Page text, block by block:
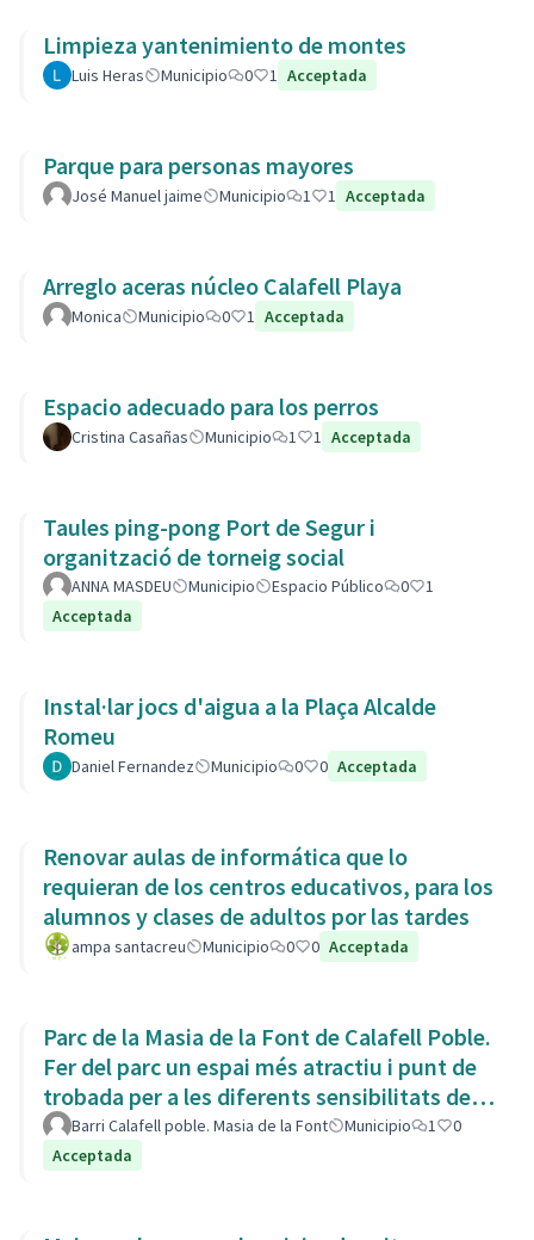
Limpieza yantenimiento de montes
Luis Heras Municipio 0 1 Acceptada
Parque para personas mayores
José Manuel jaime Municipio 1 1 Acceptada
Arreglo aceras núcleo Calafell Playa
Monica Municipio 0 1 Acceptada
Espacio adecuado para los perros
Cristina Casañas Municipio 1 1 Acceptada
Taules ping-pong Port de Segur i
organització de torneig social
ANNA MASDEU Municipio Espacio Público 0
1
Acceptada
Instal·lar jocs d'aigua a la Plaça Alcalde
Romeu
Daniel Fernandez Municipio 0 0 Acceptada
Renovar aulas de informática que lo
requieran de los centros educativos, para los
alumnos y clases de adultos por las tardes
ampa santacreu Municipio 0 0 Acceptada
Parc de la Masia de la Font de Calafell Poble.
Fer del parc un espai més atractiu i punt de
trobada per a les diferents sensibilitats del
barri.Barri Calafell poble. Masia de la Font Municipio 1
0
Acceptada